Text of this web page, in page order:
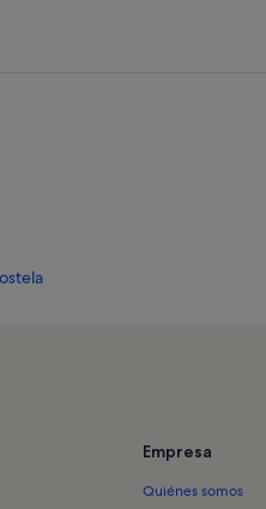
José Lorenzo
Empresa
Quiénes somos